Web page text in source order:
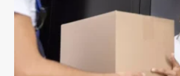
LA
IMPACT_BARBELÉ